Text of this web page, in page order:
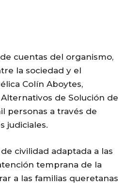
cuentas del organismo,
la sociedad y el
Colín Aboytes,
de Solución de
personas a través de
judiciales.
civilidad adaptada a las
temprana de la
a las familias queretanas